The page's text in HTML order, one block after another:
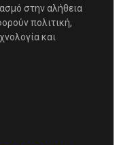
στην αλήθεια
πολιτική,
και